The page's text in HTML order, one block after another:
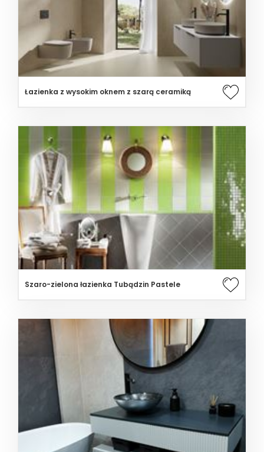
Łazienka z wysokim oknem z szarą ceramiką
Szaro-zielona łazienka Tubądzin Pastele